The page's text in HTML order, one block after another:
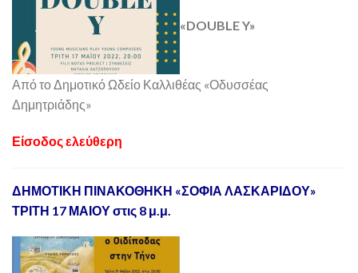
«DOUBLE Y»
Από το Δημοτικό Ωδείο Καλλιθέας «Οδυσσέας
Δημητριάδης»
Είσοδος ελεύθερη
ΔΗΜΟΤΙΚΗ ΠΙΝΑΚΟΘΗΚΗ «ΣΟΦΙΑ ΛΑΣΚΑΡΙΔΟΥ»
ΤΡΙΤΗ 17 ΜΑΙΟΥ στις 8 μ.μ.